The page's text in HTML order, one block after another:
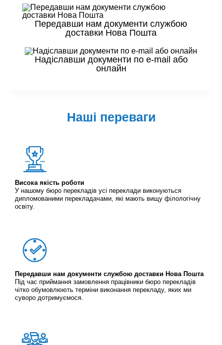
Передавши нам документи службою
доставки Нова Пошта
Надіславши документи по e-mail або
онлайн
Наші переваги
Висока якість роботи
У нашому бюро перекладів усі переклади виконуються
дипломованими перекладачами, які мають вищу філологічну
освіту.
Передавши нам документи службою доставки Нова Пошта
Під час приймання замовлення працівники бюро перекладів
чітко обумовлюють терміни виконання перекладу, яких ми
суворо дотримуємося.